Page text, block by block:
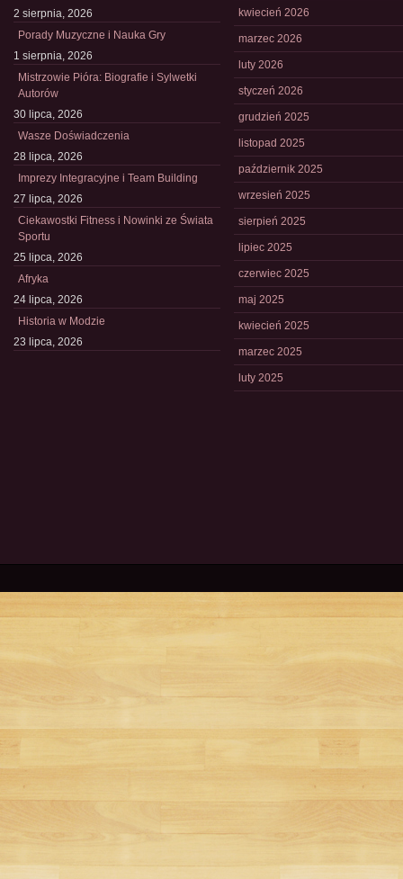
2 sierpnia, 2026
Porady Muzyczne i Nauka Gry
1 sierpnia, 2026
Mistrzowie Pióra: Biografie i Sylwetki
Autorów
30 lipca, 2026
Wasze Doświadczenia
28 lipca, 2026
Imprezy Integracyjne i Team Building
27 lipca, 2026
Ciekawostki Fitness i Nowinki ze Świata
Sportu
25 lipca, 2026
Afryka
24 lipca, 2026
Historia w Modzie
23 lipca, 2026
kwiecień 2026
marzec 2026
luty 2026
styczeń 2026
grudzień 2025
listopad 2025
październik 2025
wrzesień 2025
sierpień 2025
lipiec 2025
czerwiec 2025
maj 2025
kwiecień 2025
marzec 2025
luty 2025